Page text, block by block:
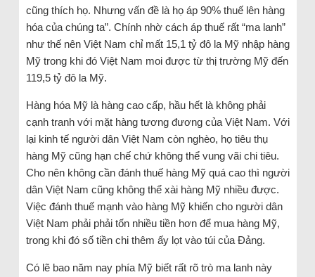
cũng thích họ. Nhưng vấn đề là họ áp 90% thuế lên hàng
hóa của chúng ta”. Chính nhờ cách áp thuế rất “ma lanh”
như thế nên Việt Nam chỉ mất 15,1 tỷ đô la Mỹ nhập hàng
Mỹ trong khi đó Việt Nam moi được từ thị trường Mỹ đến
119,5 tỷ đô la Mỹ.
Hàng hóa Mỹ là hàng cao cấp, hầu hết là không phải
cạnh tranh với mặt hàng tương đương của Việt Nam. Với
lại kinh tế người dân Việt Nam còn nghèo, họ tiêu thụ
hàng Mỹ cũng hạn chế chứ không thể vung vãi chi tiêu.
Cho nên không cần đánh thuế hàng Mỹ quá cao thì người
dân Việt Nam cũng không thể xài hàng Mỹ nhiều được.
Việc đánh thuế mạnh vào hàng Mỹ khiến cho người dân
Việt Nam phải phải tốn nhiều tiền hơn để mua hàng Mỹ,
trong khi đó số tiền chi thêm ấy lọt vào túi của Đảng.
Có lẽ bao năm nay phía Mỹ biết rất rõ trò ma lanh này